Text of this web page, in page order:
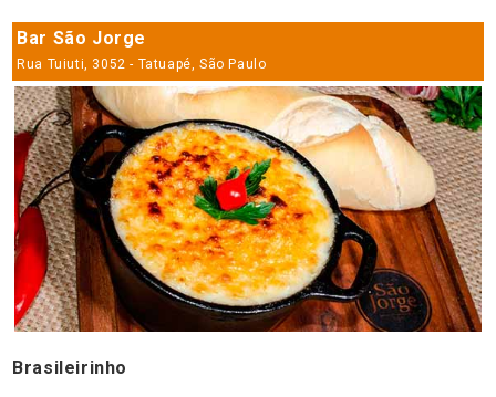
Bar São Jorge
Rua Tuiuti, 3052 - Tatuapé, São Paulo
Brasileirinho